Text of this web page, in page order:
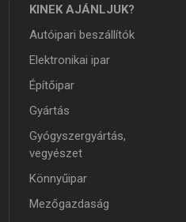
KINEK AJÁNLJUK?
Autóipari beszállítók
Elektronikai ipar
Építőipar
Gyártás
Gyógyszergyártás,
vegyészet
Könnyűipar
Mezőgazdaság